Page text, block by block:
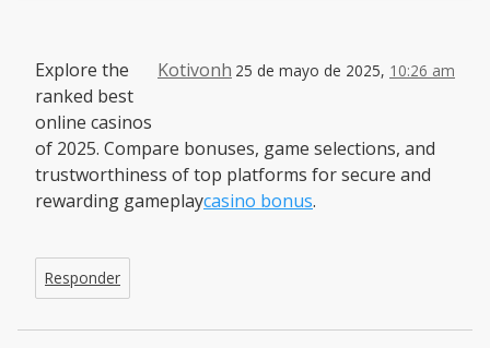
Kotivonh 25 de mayo de 2025, 10:26 am
Explore the
ranked best
online casinos
of 2025. Compare bonuses, game selections, and
trustworthiness of top platforms for secure and
rewarding gameplaycasino bonus.
Responder